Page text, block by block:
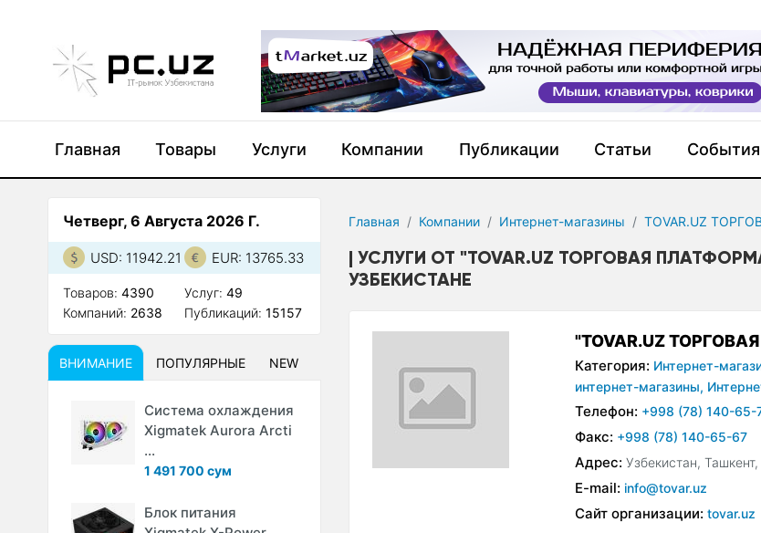
Главная Товары Услуги Компании Публикации Статьи События
Главная Компании Интернет-магазины TOVAR.UZ
УСЛУГИ ОТ "TOVAR.UZ ТОРГОВАЯ
УЗБЕКИСТАНЕ
"TOVAR.UZ
Категория: Интернет-
интернет-магазины,
Телефон: +998 (78) 140-65-
Факс: +998 (78) 140-65-67
Адрес: Узбекистан,
E-mail: info@tovar.uz
Сайт организации: tovar.uz
Четверг, 6 Августа 2026 Г.
USD: 11942.21 EUR: 13765.33
Товаров: 4390
Компаний: 2638
Услуг:49
Публикаций:15157
ВНИМАНИЕ ПОПУЛЯРНЫЕ NEW
Система охлаждения
Xigmatek Aurora Arcti
...
1 491 700 сум
Блок питания